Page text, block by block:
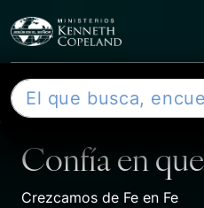
B
u
DEVOCIONAL
Confía en
Crezcamos de Fe en Fe